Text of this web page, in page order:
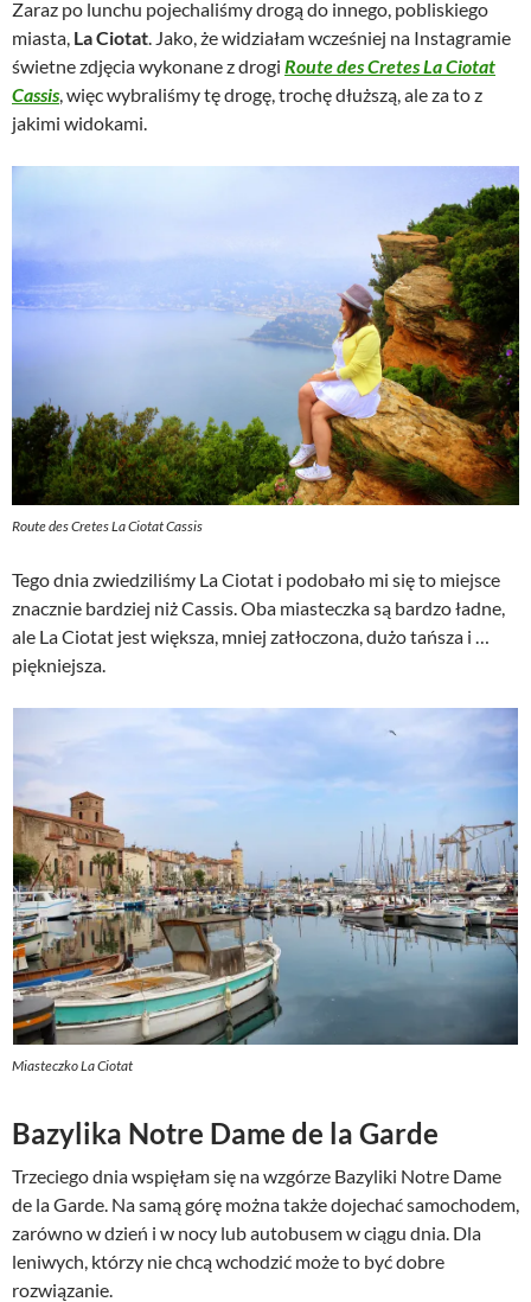
Zaraz po lunchu pojechaliśmy drogą do innego, pobliskiego
miasta, La Ciotat. Jako, że widziałam wcześniej na Instagramie
świetne zdjęcia wykonane z drogi Route des Cretes La Ciotat
Cassis, więc wybraliśmy tę drogę, trochę dłuższą, ale za to z
jakimi widokami.
Route des Cretes La Ciotat Cassis
Tego dnia zwiedziliśmy La Ciotat i podobało mi się to miejsce
znacznie bardziej niż Cassis. Oba miasteczka są bardzo ładne,
ale La Ciotat jest większa, mniej zatłoczona, dużo tańsza i …
piękniejsza.
Miasteczko La Ciotat
Bazylika Notre Dame de la Garde
Trzeciego dnia wspięłam się na wzgórze Bazyliki Notre Dame
de la Garde. Na samą górę można także dojechać samochodem,
zarówno w dzień i w nocy lub autobusem w ciągu dnia. Dla
leniwych, którzy nie chcą wchodzić może to być dobre
rozwiązanie.